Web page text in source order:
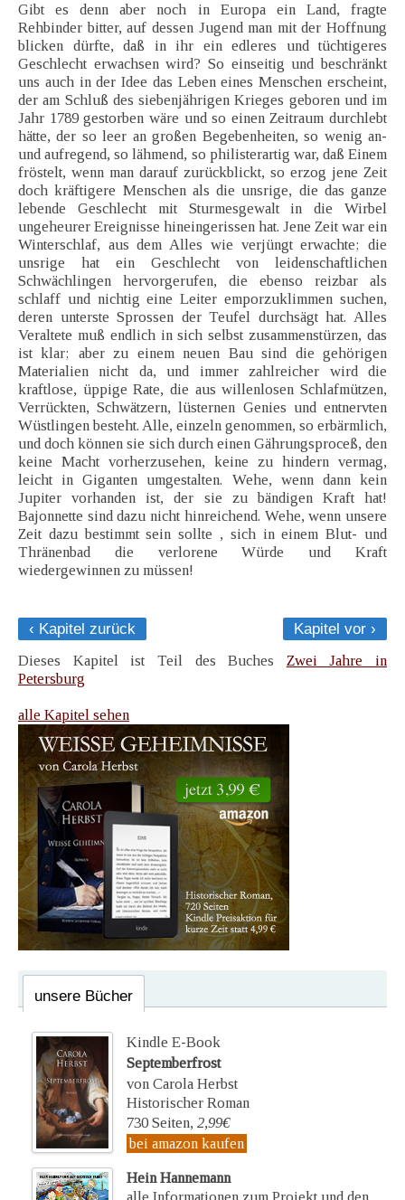
Gibt es denn aber noch in Europa ein Land, fragte
Rehbinder bitter, auf dessen Jugend man mit der Hoffnung
blicken dürfte, daß in ihr ein edleres und tüchtigeres
Geschlecht erwachsen wird? So einseitig und beschränkt
uns auch in der Idee das Leben eines Menschen erscheint,
der am Schluß des siebenjährigen Krieges geboren und im
Jahr 1789 gestorben wäre und so einen Zeitraum durchlebt
hätte, der so leer an großen Begebenheiten, so wenig an-
und aufregend, so lähmend, so philisterartig war, daß Einem
fröstelt, wenn man darauf zurückblickt, so erzog jene Zeit
doch kräftigere Menschen als die unsrige, die das ganze
lebende Geschlecht mit Sturmesgewalt in die Wirbel
ungeheurer Ereignisse hineingerissen hat. Jene Zeit war ein
Winterschlaf, aus dem Alles wie verjüngt erwachte; die
unsrige hat ein Geschlecht von leidenschaftlichen
Schwächlingen hervorgerufen, die ebenso reizbar als
schlaff und nichtig eine Leiter emporzuklimmen suchen,
deren unterste Sprossen der Teufel durchsägt hat. Alles
Veraltete muß endlich in sich selbst zusammenstürzen, das
ist klar; aber zu einem neuen Bau sind die gehörigen
Materialien nicht da, und immer zahlreicher wird die
kraftlose, üppige Rate, die aus willenlosen Schlafmützen,
Verrückten, Schwätzern, lüsternen Genies und entnervten
Wüstlingen besteht. Alle, einzeln genommen, so erbärmlich,
und doch können sie sich durch einen Gährungsproceß, den
keine Macht vorherzusehen, keine zu hindern vermag,
leicht in Giganten umgestalten. Wehe, wenn dann kein
Jupiter vorhanden ist, der sie zu bändigen Kraft hat!
Bajonnette sind dazu nicht hinreichend. Wehe, wenn unsere
Zeit dazu bestimmt sein sollte , sich in einem Blut- und
Thränenbad die verlorene Würde und Kraft
wiedergewinnen zu müssen!
‹ Kapitel zurück
Kapitel vor ›
Dieses Kapitel ist Teil des Buches Zwei Jahre in
Petersburg
alle Kapitel sehen
unsere Bücher
Kindle E-Book
Septemberfrost
von Carola Herbst
Historischer Roman
730 Seiten, 2,99€
bei amazon kaufen
Hein Hannemann